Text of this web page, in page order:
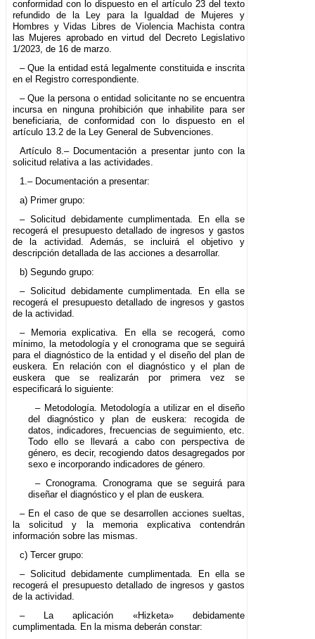
conformidad con lo dispuesto en el artículo 23 del texto
refundido de la Ley para la Igualdad de Mujeres y
Hombres y Vidas Libres de Violencia Machista contra
las Mujeres aprobado en virtud del Decreto Legislativo
1/2023, de 16 de marzo.
– Que la entidad está legalmente constituida e inscrita
en el Registro correspondiente.
– Que la persona o entidad solicitante no se encuentra
incursa en ninguna prohibición que inhabilite para ser
beneficiaria, de conformidad con lo dispuesto en el
artículo 13.2 de la Ley General de Subvenciones.
Artículo 8.– Documentación a presentar junto con la
solicitud relativa a las actividades.
1.– Documentación a presentar:
a) Primer grupo:
– Solicitud debidamente cumplimentada. En ella se
recogerá el presupuesto detallado de ingresos y gastos
de la actividad. Además, se incluirá el objetivo y
descripción detallada de las acciones a desarrollar.
b) Segundo grupo:
– Solicitud debidamente cumplimentada. En ella se
recogerá el presupuesto detallado de ingresos y gastos
de la actividad.
– Memoria explicativa. En ella se recogerá, como
mínimo, la metodología y el cronograma que se seguirá
para el diagnóstico de la entidad y el diseño del plan de
euskera. En relación con el diagnóstico y el plan de
euskera que se realizarán por primera vez se
especificará lo siguiente:
– Metodología. Metodología a utilizar en el diseño
del diagnóstico y plan de euskera: recogida de
datos, indicadores, frecuencias de seguimiento, etc.
Todo ello se llevará a cabo con perspectiva de
género, es decir, recogiendo datos desagregados por
sexo e incorporando indicadores de género.
– Cronograma. Cronograma que se seguirá para
diseñar el diagnóstico y el plan de euskera.
– En el caso de que se desarrollen acciones sueltas,
la solicitud y la memoria explicativa contendrán
información sobre las mismas.
c) Tercer grupo:
– Solicitud debidamente cumplimentada. En ella se
recogerá el presupuesto detallado de ingresos y gastos
de la actividad.
– La aplicación «Hizketa» debidamente
cumplimentada. En la misma deberán constar: